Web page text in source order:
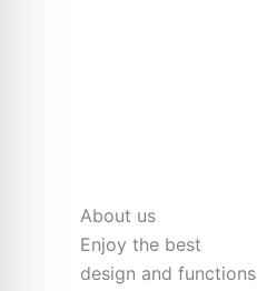
About us
Enjoy the best
design and functions